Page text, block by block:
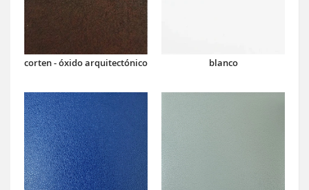
corten - óxido arquitectónico blanco